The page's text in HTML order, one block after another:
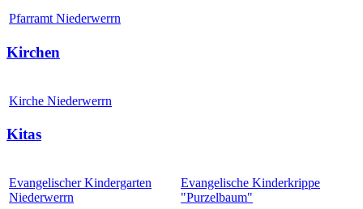
Pfarramt Niederwerrn
Kirchen
Kirche Niederwerrn
Kitas
Evangelischer Kindergarten
Niederwerrn
Evangelische Kinderkrippe
"Purzelbaum"